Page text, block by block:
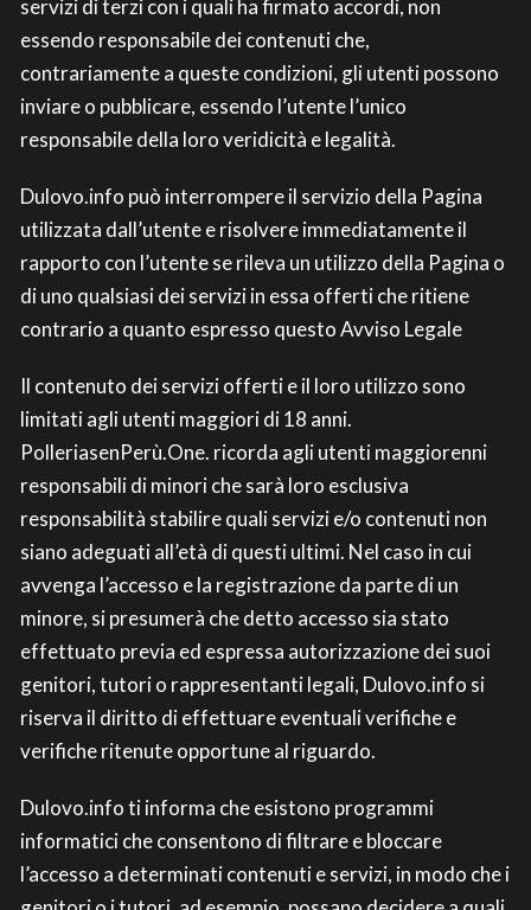
servizi di terzi con i quali ha firmato accordi, non
essendo responsabile dei contenuti che,
contrariamente a queste condizioni, gli utenti possono
inviare o pubblicare, essendo l’utente l’unico
responsabile della loro veridicità e legalità.
Dulovo.info può interrompere il servizio della Pagina
utilizzata dall’utente e risolvere immediatamente il
rapporto con l’utente se rileva un utilizzo della Pagina o
di uno qualsiasi dei servizi in essa offerti che ritiene
contrario a quanto espresso questo Avviso Legale
Il contenuto dei servizi offerti e il loro utilizzo sono
limitati agli utenti maggiori di 18 anni.
PolleriasenPerù.One. ricorda agli utenti maggiorenni
responsabili di minori che sarà loro esclusiva
responsabilità stabilire quali servizi e/o contenuti non
siano adeguati all’età di questi ultimi. Nel caso in cui
avvenga l’accesso e la registrazione da parte di un
minore, si presumerà che detto accesso sia stato
effettuato previa ed espressa autorizzazione dei suoi
genitori, tutori o rappresentanti legali, Dulovo.info si
riserva il diritto di effettuare eventuali verifiche e
verifiche ritenute opportune al riguardo.
Dulovo.info ti informa che esistono programmi
informatici che consentono di filtrare e bloccare
l’accesso a determinati contenuti e servizi, in modo che i